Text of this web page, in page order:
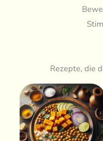
Rezepte, die